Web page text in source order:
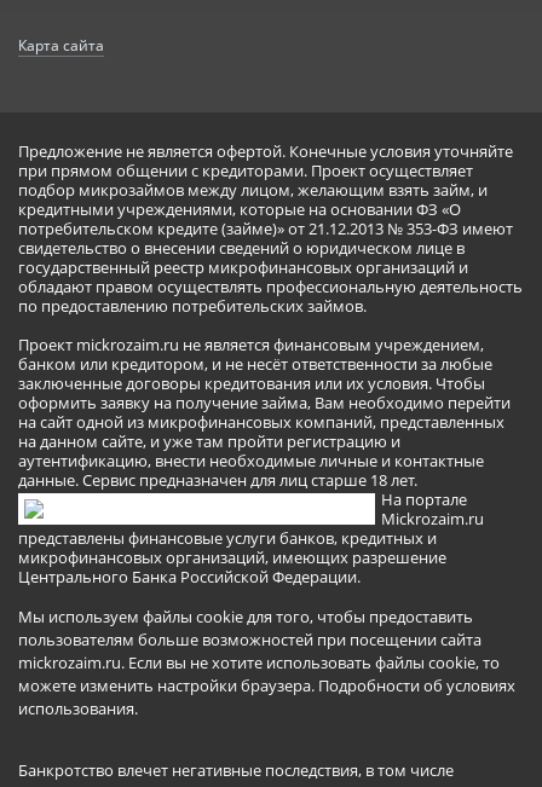
Карта сайта
Предложение не является офертой. Конечные условия уточняйте
при прямом общении с кредиторами. Проект осуществляет
подбор микрозаймов между лицом, желающим взять займ, и
кредитными учреждениями, которые на основании ФЗ «О
потребительском кредите (займе)» от 21.12.2013 № 353-ФЗ имеют
свидетельство о внесении сведений о юридическом лице в
государственный реестр микрофинансовых организаций и
обладают правом осуществлять профессиональную деятельность
по предоставлению потребительских займов.
Проект mickrozaim.ru не является финансовым учреждением,
банком или кредитором, и не несёт ответственности за любые
заключенные договоры кредитования или их условия. Чтобы
оформить заявку на получение займа, Вам необходимо перейти
на сайт одной из микрофинансовых компаний, представленных
на данном сайте, и уже там пройти регистрацию и
аутентификацию, внести необходимые личные и контактные
данные. Сервис предназначен для лиц старше 18 лет.
На портале
Mickrozaim.ru
представлены финансовые услуги банков, кредитных и
микрофинансовых организаций, имеющих разрешение
Центрального Банка Российской Федерации.
Мы используем файлы cookie для того, чтобы предоставить
пользователям больше возможностей при посещении сайта
mickrozaim.ru. Если вы не хотите использовать файлы cookie, то
можете изменить настройки браузера. Подробности об условиях
использования.
Банкротство влечет негативные последствия, в том числе